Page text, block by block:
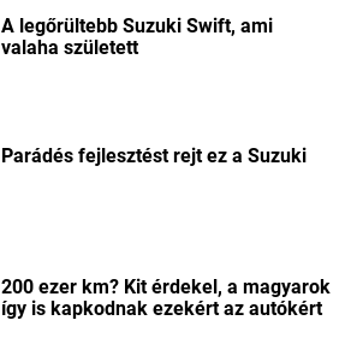
A legőrültebb Suzuki Swift, ami
valaha született
Parádés fejlesztést rejt ez a Suzuki
200 ezer km? Kit érdekel, a magyarok
így is kapkodnak ezekért az autókért